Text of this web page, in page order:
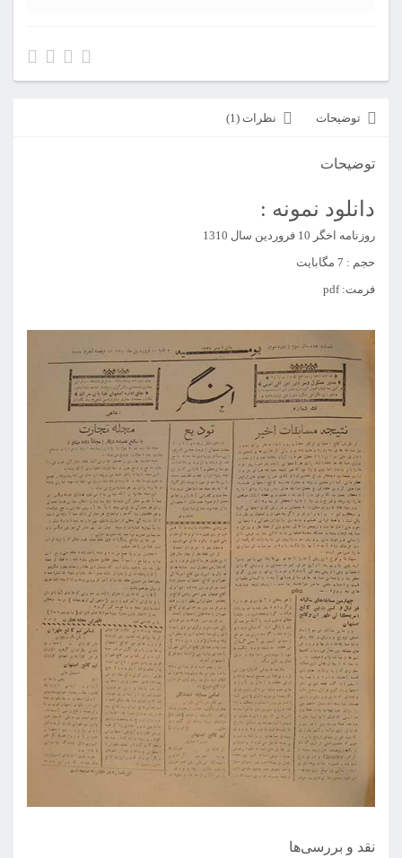
توضیحات نظرات (1)
توضیحات
دانلود نمونه :
روزنامه اخگر 10 فروردین سال 1310
حجم : 7 مگابایت
فرمت: pdf
نقد و بررسی‌ها